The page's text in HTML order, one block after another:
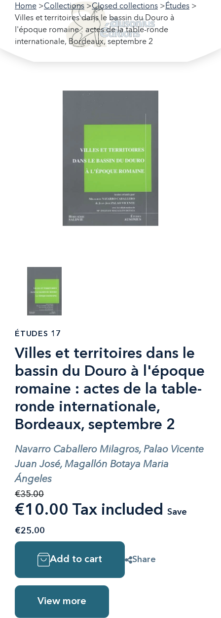
Home Collections Closed collections
Études
Villes et territoires dans le bassin du Douro à
l'époque romaine : actes de la table-ronde
internationale, Bordeaux, septembre 2
ÉTUDES 17
Villes et territoires dans le
bassin du Douro à l'époque
romaine : actes de la table-
ronde internationale,
Bordeaux, septembre 2
Navarro Caballero Milagros, Palao Vicente
Juan José, Magallón Botaya Maria
Ángeles
€35.00
€10.00 Tax included Save
€25.00
Add to cart Share
View more